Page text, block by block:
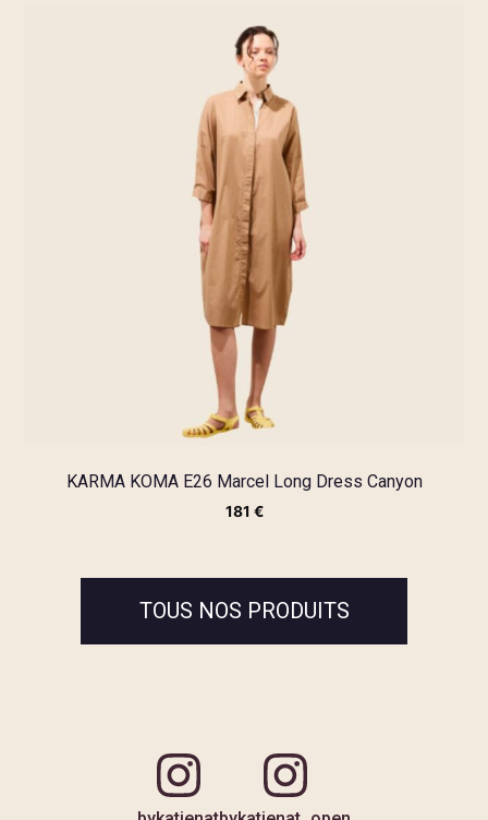
KARMA KOMA E26 Marcel Long Dress Canyon
181 €
TOUS NOS PRODUITS